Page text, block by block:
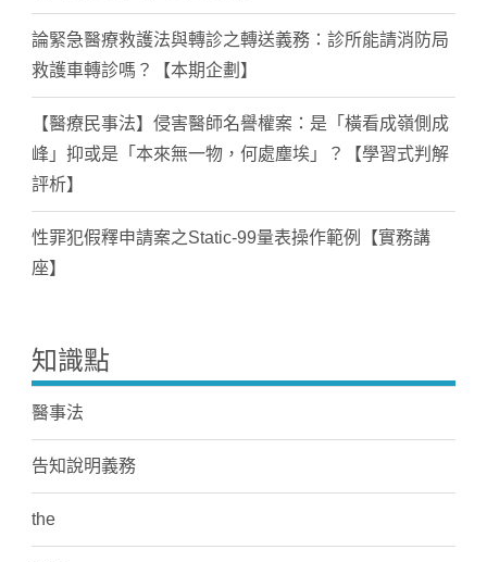
論緊急醫療救護法與轉診之轉送義務：診所能請消防局
救護車轉診嗎？【本期企劃】
【醫療民事法】侵害醫師名譽權案：是「橫看成嶺側成
峰」抑或是「本來無一物，何處塵埃」？【學習式判解
評析】
性罪犯假釋申請案之Static-99量表操作範例【實務講
座】
知識點
醫事法
告知說明義務
the